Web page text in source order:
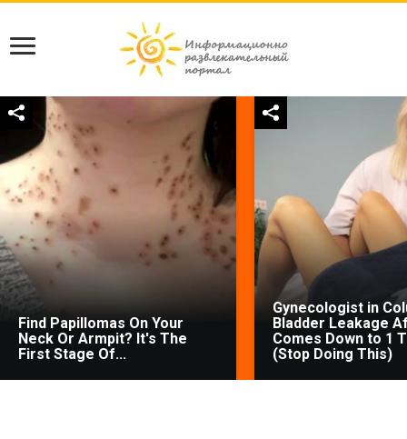
Find Papillomas On Your
Neck Or Armpit? It's The
First Stage Of...
Gynecologist in
Bladder Leakage
Comes Down to 1
(Stop Doing This)